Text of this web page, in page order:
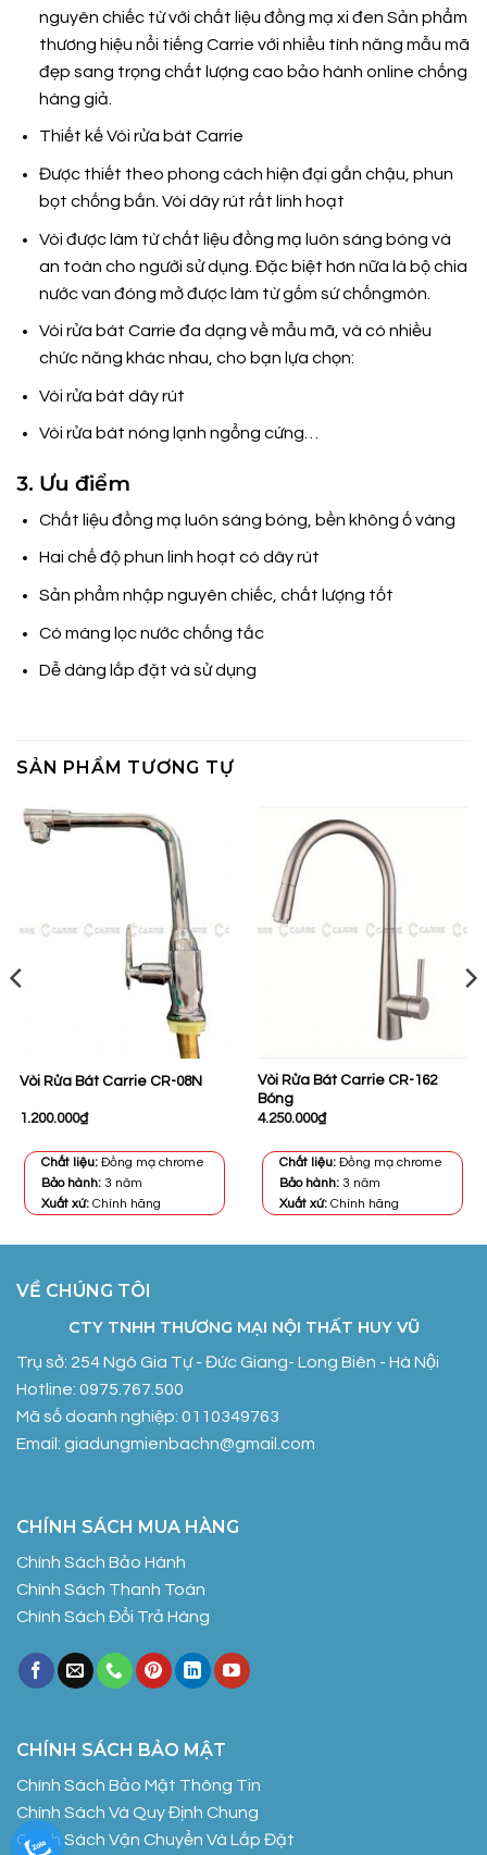
nguyên chiếc từ với chất liệu đồng mạ xi đen Sản phẩm
thương hiệu nổi tiếng Carrie với nhiều tính năng mẫu mã
đẹp sang trọng chất lượng cao bảo hành online chống
hàng giả.
Thiết kế Vòi rửa bát Carrie
Được thiết theo phong cách hiện đại gắn chậu, phun
bọt chống bắn. Vòi dây rút rất linh hoạt
Vòi được làm từ chất liệu đồng mạ luôn sáng bóng và
an toàn cho người sử dụng. Đặc biệt hơn nữa là bộ chia
nước van đóng mở được làm từ gốm sứ chốngmòn.
Vòi rửa bát Carrie đa dạng về mẫu mã, và có nhiều
chức năng khác nhau, cho bạn lựa chọn:
Vòi rửa bát dây rút
Vòi rửa bát nóng lạnh ngổng cứng…
3. Ưu điểm
Chất liệu đồng mạ luôn sáng bóng, bền không ố vàng
Hai chế độ phun linh hoạt có dây rút
Sản phẩm nhập nguyên chiếc, chất lượng tốt
Có màng lọc nước chống tắc
Dễ dàng lắp đặt và sử dụng
SẢN PHẨM TƯƠNG TỰ
Vòi Rửa Bát Carrie CR-08N
1.200.000₫
Chất liệu:Đồng mạ chrome
Bảo hành:3 năm
Xuất xứ:Chính hãng
Vòi Rửa Bát Carrie CR-162
Bóng
4.250.000₫
Chất liệu:Đồng mạ chrome
Bảo hành:3 năm
Xuất xứ:Chính hãng
VỀ CHÚNG TÔI
CTY TNHH THƯƠNG MẠI NỘI THẤT HUY VŨ
Trụ sở: 254 Ngô Gia Tự - Đức Giang- Long Biên - Hà Nội
Hotline: 0975.767.500
Mã số doanh nghiệp: 0110349763
Email: giadungmienbachn@gmail.com
CHÍNH SÁCH MUA HÀNG
Chính Sách Bảo Hành
Chính Sách Thanh Toán
Chính Sách Đổi Trả Hàng
CHÍNH SÁCH BẢO MẬT
Chính Sách Bảo Mật Thông Tin
Chính Sách Và Quy Định Chung
Chính Sách Vận Chuyển Và Lắp Đặt